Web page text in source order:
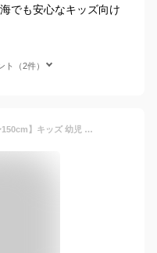
でも安心なキッズ向け
ト（2件）
【1日ポイント+5倍】 【身長110〜150cm】キッズ 幼児 ライフジャケット ライフベスト 頭付 子供 子ども こども チャイルド 笛ホイッスル 股下ベルト付 安心構造 J-FISH(ジェイフィッシュ)